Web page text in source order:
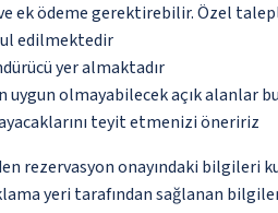
ek ödeme gerektirebilir. Özel
edilmektedir
yer almaktadır
olmayabilecek açık alanlar
teyit etmenizi öneririz
rezervasyon onayındaki
yeri tarafından sağlanan